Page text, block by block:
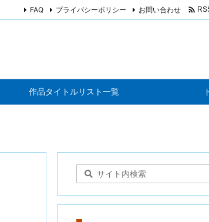
作品タイトルリスト一覧
FAQ プライバシーポリシー お問い合わせ 